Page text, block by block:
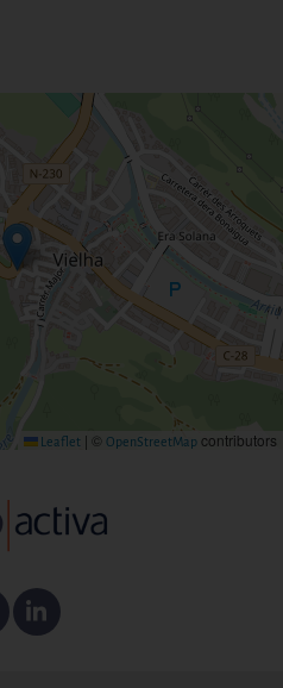
Leaflet | © OpenStreetMap contributors
Linkedin